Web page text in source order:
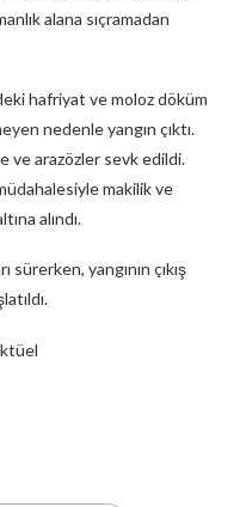
alana sıçramadan
hafriyat ve moloz döküm
nedenle yangın çıktı.
ve arazözler sevk edildi.
makilik ve
alındı.
yangının çıkış